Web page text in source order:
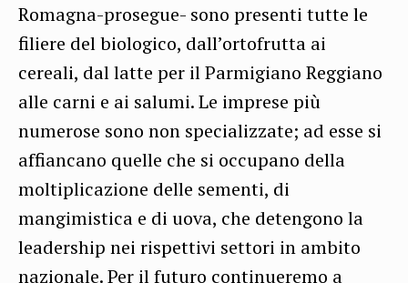
Romagna-prosegue- sono presenti tutte le
filiere del biologico, dall’ortofrutta ai
cereali, dal latte per il Parmigiano Reggiano
alle carni e ai salumi. Le imprese più
numerose sono non specializzate; ad esse si
affiancano quelle che si occupano della
moltiplicazione delle sementi, di
mangimistica e di uova, che detengono la
leadership nei rispettivi settori in ambito
nazionale. Per il futuro continueremo a